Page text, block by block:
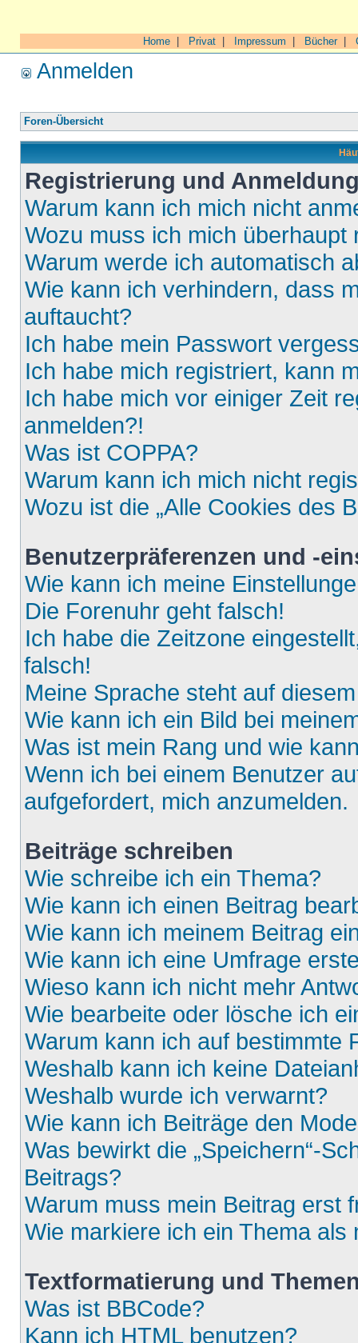
Home Privat Impressum Bücher|
Anmelden
Foren-Übersicht
Registrierung und
Warum kann ich mich nicht
Wozu muss ich mich überhaupt
Warum werde ich automatisch
Wie kann ich verhindern, dass
auftaucht?
Ich habe mein Passwort
Ich habe mich registriert, kann
Ich habe mich vor einiger Zeit
anmelden?!
Was ist COPPA?
Warum kann ich mich nicht
Wozu ist die „Alle Cookies des
Benutzerpräferenzen und -
Wie kann ich meine
Die Forenuhr geht falsch!
Ich habe die Zeitzone
falsch!
Meine Sprache steht auf
Wie kann ich ein Bild bei
Was ist mein Rang und wie
Wenn ich bei einem Benutzer
aufgefordert, mich anzumelden.
Beiträge schreiben
Wie schreibe ich ein Thema?
Wie kann ich einen Beitrag
Wie kann ich meinem Beitrag
Wie kann ich eine Umfrage
Wieso kann ich nicht mehr
Wie bearbeite oder lösche ich
Warum kann ich auf bestimmte
Weshalb kann ich keine
Weshalb wurde ich verwarnt?
Wie kann ich Beiträge den
Was bewirkt die „Speichern“-
Beitrags?
Warum muss mein Beitrag erst
Wie markiere ich ein Thema als
Textformatierung und
Was ist BBCode?
Kann ich HTML benutzen?